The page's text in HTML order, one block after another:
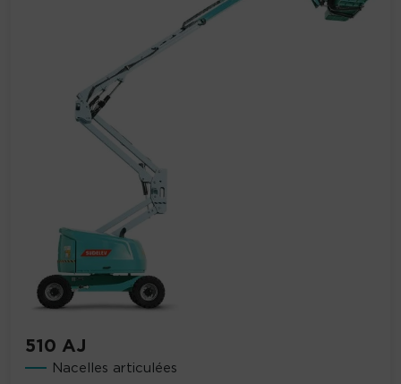
510 AJ
Nacelles articulées